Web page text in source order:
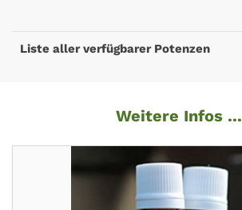
Liste aller verfügbarer Potenzen
Weitere Infos ...